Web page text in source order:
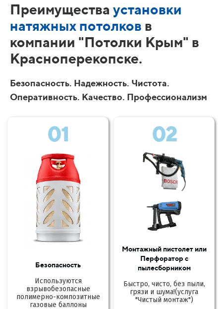
Преимущества установки
натяжных потолков в
компании "Потолки Крым" в
Красноперекопске.
Безопасность. Надежность. Чистота.
Оперативность. Качество. Профессионализм
01
Безопасность
Используются
взрывобезопасные
полимерно-композитные
газовые баллоны
02
Монтажный пистолет или
Перфоратор с
пылесборником
Быстро, чисто, без пыли,
грязи и шума!(услуга
"Чистый монтаж")